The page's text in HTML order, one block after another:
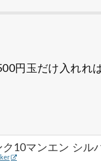
円玉だけ入れれ
ク10マンエン シル